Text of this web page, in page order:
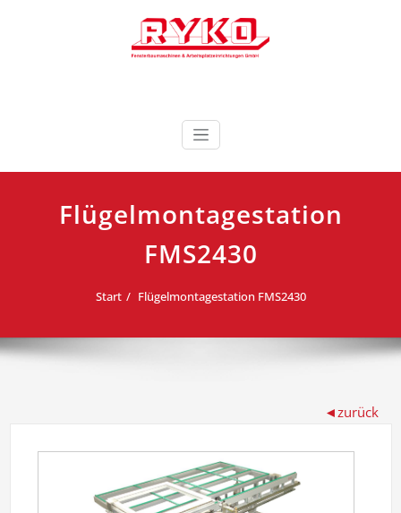
RYKO Deutschland
GmbH
Flügelmontagestation
FMS2430
Start Flügelmontagestation FMS2430